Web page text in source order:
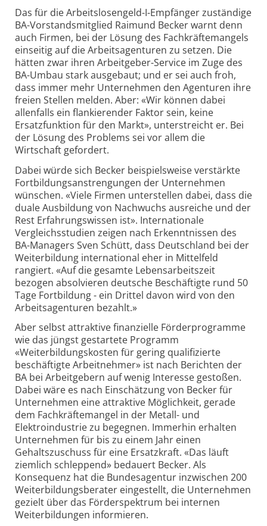
Das für die Arbeitslosengeld-I-Empfänger zuständige
BA-Vorstandsmitglied Raimund Becker warnt denn
auch Firmen, bei der Lösung des Fachkräftemangels
einseitig auf die Arbeitsagenturen zu setzen. Die
hätten zwar ihren Arbeitgeber-Service im Zuge des
BA-Umbau stark ausgebaut; und er sei auch froh,
dass immer mehr Unternehmen den Agenturen ihre
freien Stellen melden. Aber: «Wir können dabei
allenfalls ein flankierender Faktor sein, keine
Ersatzfunktion für den Markt», unterstreicht er. Bei
der Lösung des Problems sei vor allem die
Wirtschaft gefordert.
Dabei würde sich Becker beispielsweise verstärkte
Fortbildungsanstrengungen der Unternehmen
wünschen. «Viele Firmen unterstellen dabei, dass die
duale Ausbildung von Nachwuchs ausreiche und der
Rest Erfahrungswissen ist». Internationale
Vergleichsstudien zeigen nach Erkenntnissen des
BA-Managers Sven Schütt, dass Deutschland bei der
Weiterbildung international eher in Mittelfeld
rangiert. «Auf die gesamte Lebensarbeitszeit
bezogen absolvieren deutsche Beschäftigte rund 50
Tage Fortbildung - ein Drittel davon wird von den
Arbeitsagenturen bezahlt.»
Aber selbst attraktive finanzielle Förderprogramme
wie das jüngst gestartete Programm
«Weiterbildungskosten für gering qualifizierte
beschäftigte Arbeitnehmer» ist nach Berichten der
BA bei Arbeitgebern auf wenig Interesse gestoßen.
Dabei wäre es nach Einschätzung von Becker für
Unternehmen eine attraktive Möglichkeit, gerade
dem Fachkräftemangel in der Metall- und
Elektroindustrie zu begegnen. Immerhin erhalten
Unternehmen für bis zu einem Jahr einen
Gehaltszuschuss für eine Ersatzkraft. «Das läuft
ziemlich schleppend» bedauert Becker. Als
Konsequenz hat die Bundesagentur inzwischen 200
Weiterbildungsberater eingestellt, die Unternehmen
gezielt über das Förderspektrum bei internen
Weiterbildungen informieren.